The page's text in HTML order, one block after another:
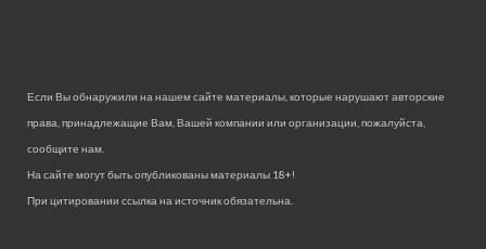
Если Вы обнаружили на нашем сайте материалы, которые нарушают авторские
права, принадлежащие Вам, Вашей компании или организации, пожалуйста,
сообщите нам.
На сайте могут быть опубликованы материалы 18+!
При цитировании ссылка на источник обязательна.